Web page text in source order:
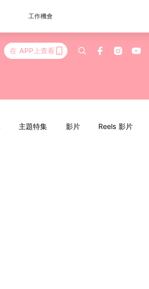
工作機會
在 APP上查看
主題特集 影片 Reels 影片